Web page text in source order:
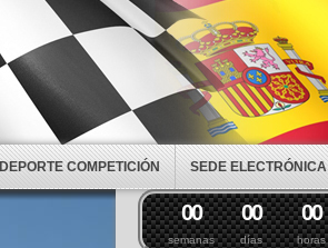
DEPORTE COMPETICIÓN SEDE ELECTRÓNICA
semanas
00
días
00
horas
00